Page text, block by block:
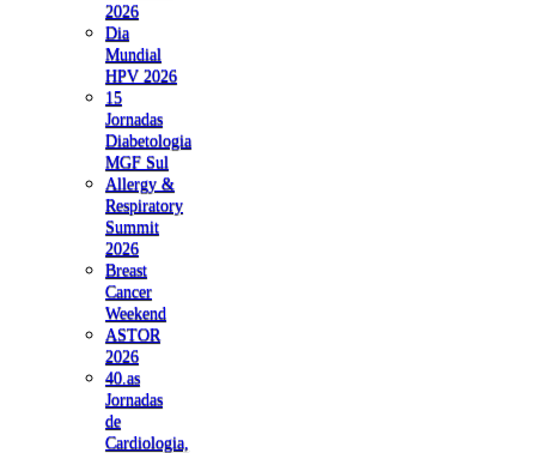
2026
Dia
Mundial
HPV 2026
15
Jornadas
Diabetologia
MGF Sul
Allergy &
Respiratory
Summit
2026
Breast
Cancer
Weekend
ASTOR
2026
40.as
Jornadas
de
Cardiologia,